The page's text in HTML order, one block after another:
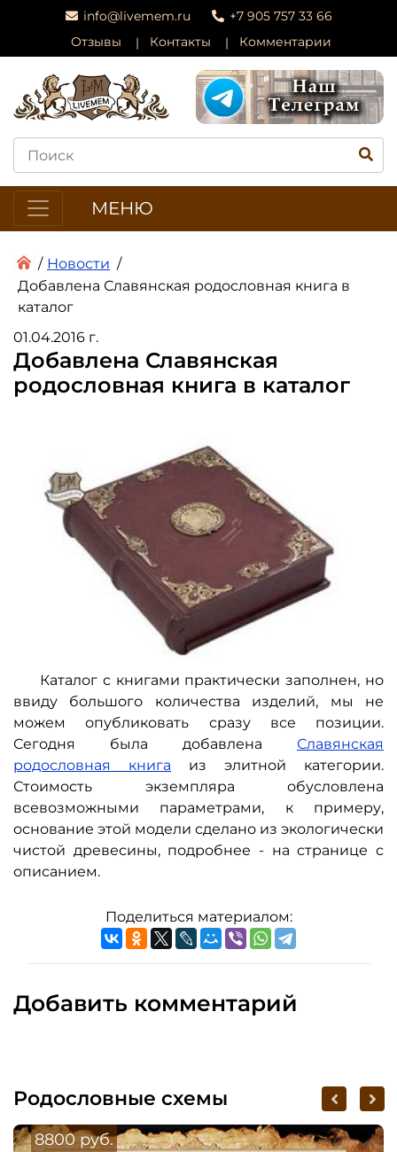
info@livemem.ru
+7 905 757 33 66
Отзывы
Контакты Комментарии
МЕНЮ
/ Новости /
Добавлена Славянская родословная книга в
каталог
01.04.2016 г.
Добавлена Славянская
родословная книга в каталог
Каталог с книгами практически заполнен, но
ввиду большого количества изделий, мы не
можем опубликовать сразу все позиции.
Сегодня была добавлена Славянская
родословная книга из элитной категории.
Стоимость экземпляра обусловлена
всевозможными параметрами, к примеру,
основание этой модели сделано из экологически
чистой древесины, подробнее - на странице с
описанием.
Поделиться материалом:
Добавить комментарий
Родословные схемы
8800 руб.